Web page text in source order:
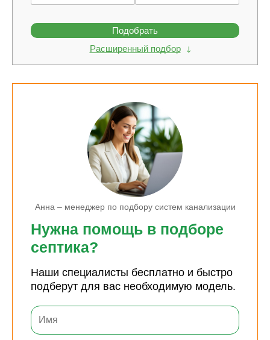
Подобрать
Расширенный подбор
Анна – менеджер по подбору систем канализации
Нужна помощь в подборе
септика?
Наши специалисты бесплатно и быстро
подберут для вас необходимую модель.